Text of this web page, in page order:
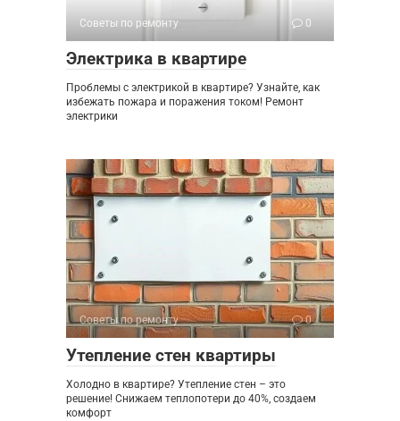
Советы по ремонту 0
Электрика в квартире
Проблемы с электрикой в квартире? Узнайте, как
избежать пожара и поражения током! Ремонт
электрики
Советы по ремонту 0
Утепление стен квартиры
Холодно в квартире? Утепление стен – это
решение! Снижаем теплопотери до 40%, создаем
комфорт